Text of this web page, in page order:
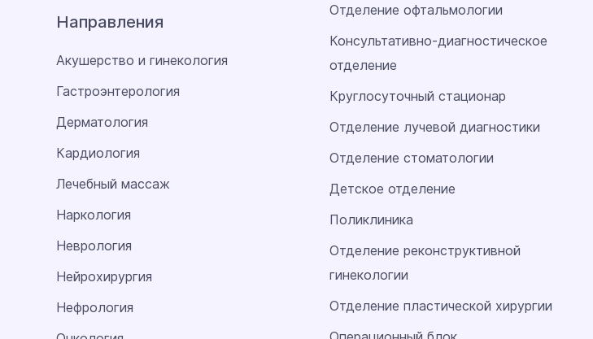
Направления
Акушерство и гинекология
Гастроэнтерология
Дерматология
Кардиология
Лечебный массаж
Наркология
Неврология
Нейрохирургия
Нефрология
Отделение офтальмологии
Консультативно-диагностическое
отделение
Круглосуточный стационар
Отделение лучевой диагностики
Отделение стоматологии
Детское отделение
Поликлиника
Отделение реконструктивной
гинекологии
Отделение пластической хирургии